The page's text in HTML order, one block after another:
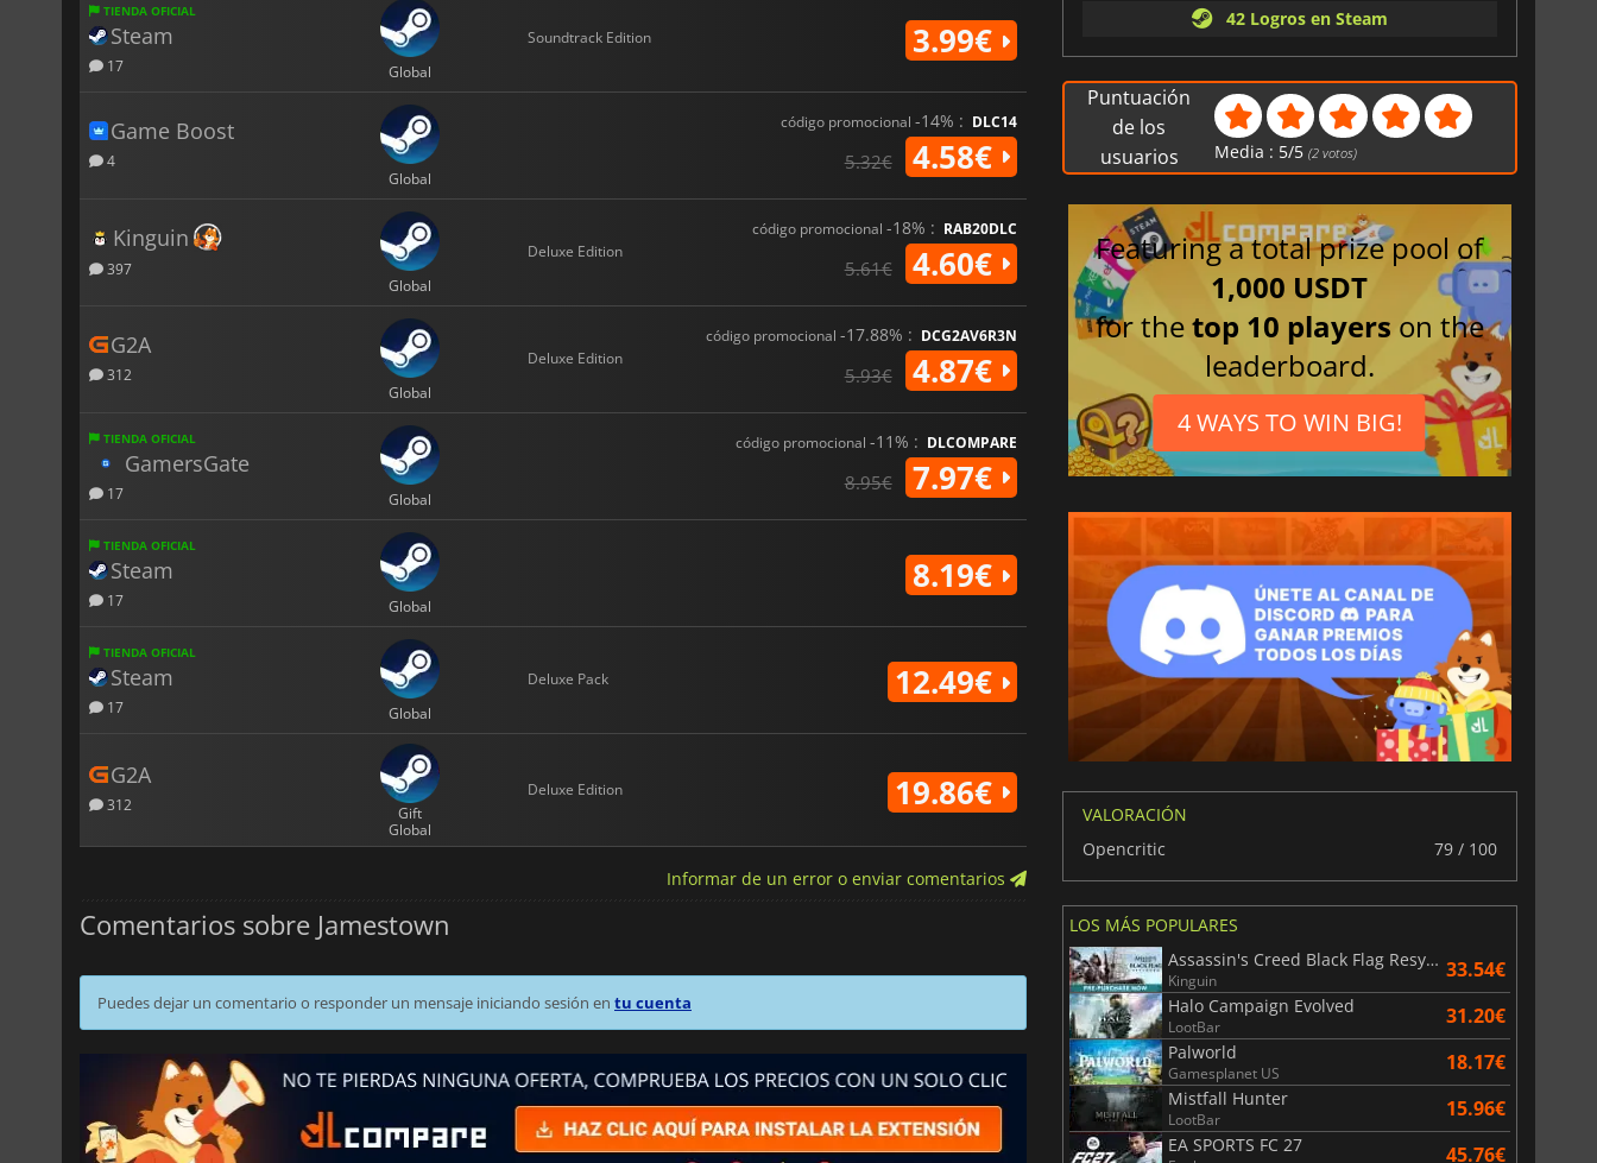
TIENDA OFICIAL
Steam
17 Global
Soundtrack Edition 3.99€
Game Boost
4
Global
código promocional -14% : DLC14
5.32€ 4.58€
Kinguin
397
Global
Deluxe Edition
código promocional -18% : RAB20DLC
5.61€ 4.60€
G2A
312
Global
Deluxe Edition
código promocional -17.88% : DCG2AV6R3N
5.93€ 4.87€
TIENDA OFICIAL
GamersGate
17 Global
código promocional -11% : DLCOMPARE
8.95€ 7.97€
TIENDA OFICIAL
Steam
17 Global
8.19€
TIENDA OFICIAL
Steam
17 Global
Deluxe Pack 12.49€
G2A
312
Gift
Global
Deluxe Edition 19.86€
Informar de un error o enviar comentarios
Comentarios sobre Jamestown
Puedes dejar un comentario o responder un mensaje iniciando sesión en tu cuenta
42 Logros en Steam
Puntuación
de los
usuarios
Media : 5/5 (2 votos)
Featuring a total prize pool of
1,000 USDT
for thetop 10 players on the
leaderboard.
4 WAYS TO WIN BIG!
VALORACIÓN
Opencritic
79 / 100
LOS MÁS POPULARES
Assassin's Creed Black Flag Resynced
Kinguin 33.54€
Halo Campaign Evolved
LootBar 31.20€
Palworld
Gamesplanet US 18.17€
Mistfall Hunter
LootBar 15.96€
EA SPORTS FC 27 45.76€